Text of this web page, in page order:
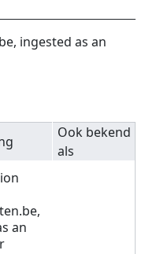
ingested as an
Ook bekend
als
an